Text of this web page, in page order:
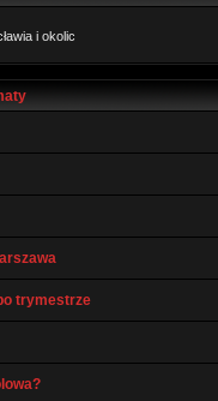
i okolic
trymestrze